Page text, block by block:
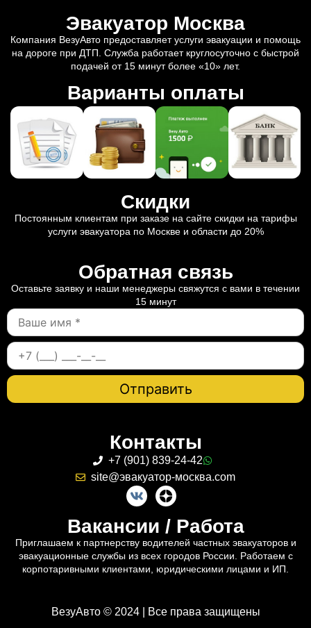
Эвакуатор Москва
Компания ВезуАвто предоставляет услуги эвакуации и помощь
на дороге при ДТП. Служба работает круглосуточно с быстрой
подачей от 15 минут более «10» лет.
Варианты оплаты
Скидки
Постоянным клиентам при заказе на сайте скидки на тарифы
услуги эвакуатора по Москве и области до 20%
Обратная связь
Оставьте заявку и наши менеджеры свяжутся с вами в течении
15 минут
Контакты
+7 (901) 839-24-42
site@эвакуатор-москва.com
Вакансии / Работа
Приглашаем к партнерству водителей частных эвакуаторов и
эвакуационные службы из всех городов России. Работаем с
корпотаривными клиентами, юридическими лицами и ИП.
ВезуАвто © 2024 | Все права защищены